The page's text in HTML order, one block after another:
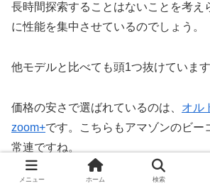
長時間探索することはないことを考え
に性能を集中させているのでしょう。
他モデルと比べても頭1つ抜けています
価格の安さで選ばれているのは、 オル
zoom+です。こちらもアマゾンのビー
常連ですね。
メニュー ホーム 検索